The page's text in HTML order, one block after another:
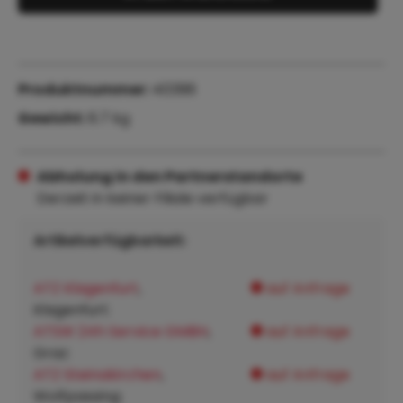
Abholung in den Partnerstandorte
Derzeit in keiner Filiale verfügbar
Artikelverfügbarkeit:
ATZ Klagenfurt
Klagenfurt:
auf Anfrage
ATSW 24h Service GMBH auf Anfrage
ATZ Steinakirchen
Wolfpassing:
auf Anfrage
Produktnummer:
Gewicht:
6.7 kg